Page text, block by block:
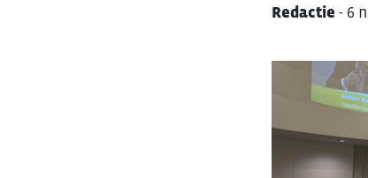
Redactie - 6